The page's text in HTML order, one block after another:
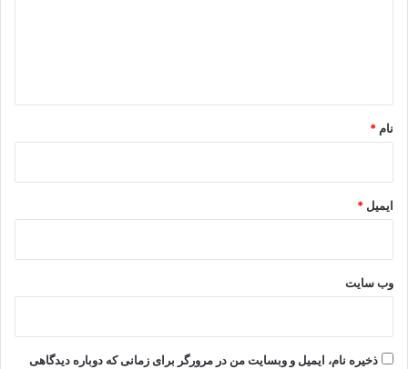
نام *
ایمیل *
وب‌ سایت
ذخیره نام، ایمیل و وبسایت من در مرورگر برای زمانی که دوباره دیدگاهی